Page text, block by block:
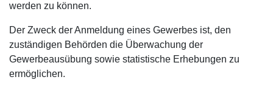
werden zu können.
Der Zweck der Anmeldung eines Gewerbes ist, den
zuständigen Behörden die Überwachung der
Gewerbeausübung sowie statistische Erhebungen zu
ermöglichen.